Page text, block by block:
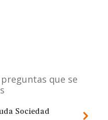
que se
Sociedad